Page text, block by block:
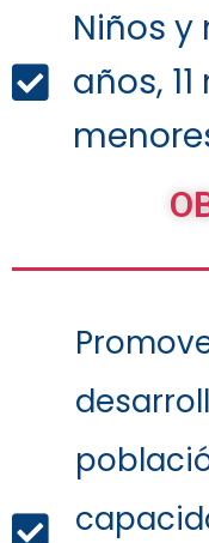
Niños y
años,